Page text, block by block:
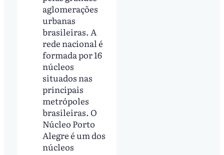
aglomerações
urbanas
brasileiras. A
rede nacional é
formada por 16
núcleos
situados nas
principais
metrópoles
brasileiras. O
Núcleo Porto
Alegre é um dos
núcleos